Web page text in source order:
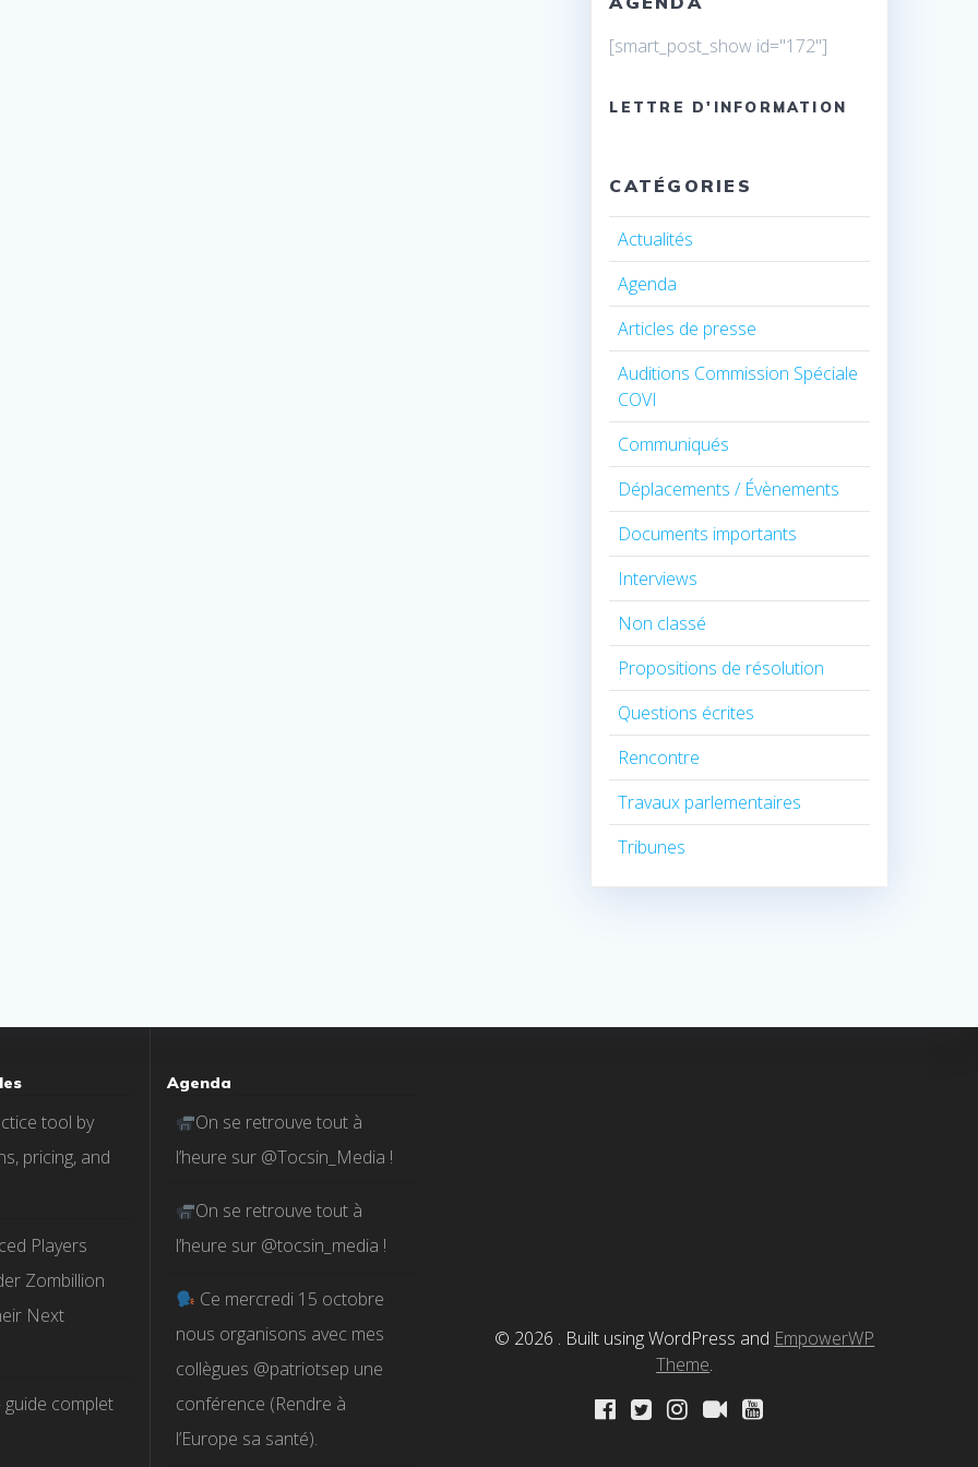
[smart_post_show id="172"]
LETTRE D'INFORMATION
CATÉGORIES
Actualités
Agenda
Articles de presse
Auditions Commission Spéciale
COVI
Communiqués
Déplacements / Évènements
Documents importants
Interviews
Non classé
Propositions de résolution
Questions écrites
Rencontre
Travaux parlementaires
Tribunes
tool by
pricing, and
Players
Zombillion
Next
complet
Agenda
On se retrouve tout à
l’heure sur @Tocsin_Media !
On se retrouve tout à
l’heure sur @tocsin_media !
Ce mercredi 15 octobre
nous organisons avec mes
collègues @patriotsep une
conférence (Rendre à
l’Europe sa santé).
© 2026 . Built using WordPress and EmpowerWP
Theme.